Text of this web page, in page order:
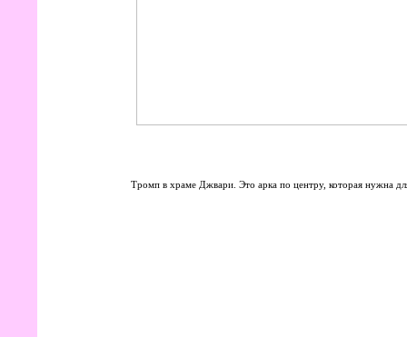
Тромп в храме Джвари. Это арка по центру, которая нужна